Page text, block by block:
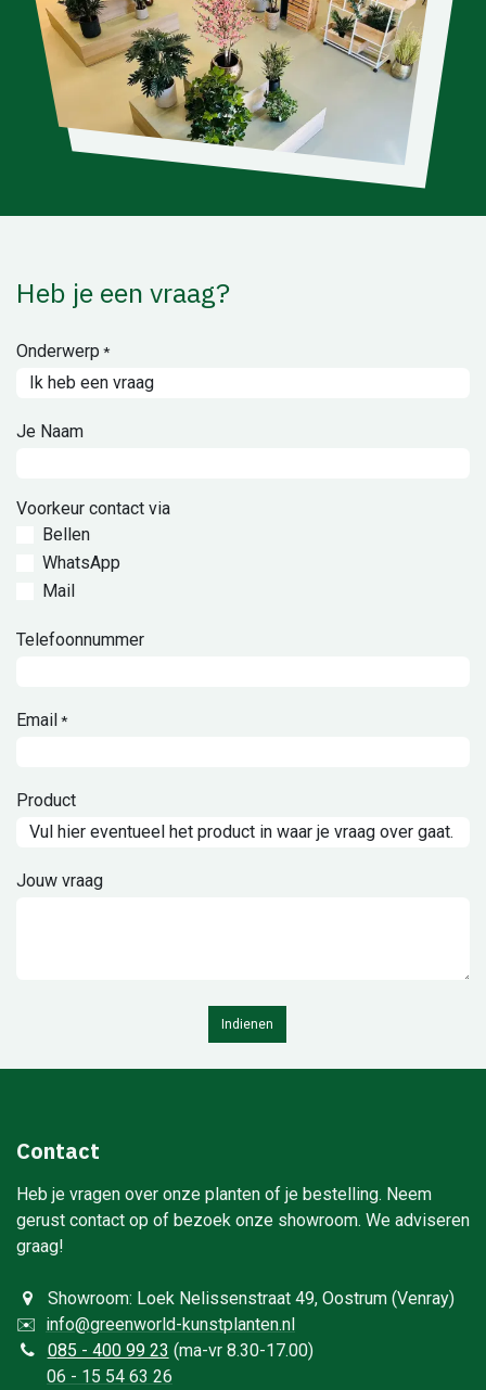
Heb je een vraag?
Onderwerp *
Je Naam
Voorkeur contact via
Bellen
WhatsApp
Mail
Telefoonnummer
Email *
Product
Jouw vraag
Indienen
Contact
Heb je vragen over onze planten of je bestelling. Neem
gerust contact op of bezoek onze showroom. We adviseren
graag!
Showroom: Loek Nelissenstraat 49, Oostrum (Venray)
✉️ info@greenworld-kunstplanten.nl
085 - 400 99 23 (ma-vr 8.30-17.00)
06 - 15 54 63 26